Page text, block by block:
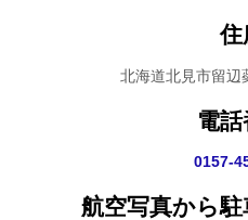
住
北海道北見市留辺
電
0157-
航空写真から